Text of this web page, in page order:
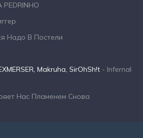
PEDRINHO
Надо В Постели
Makruha, SirOhSh!t - Infernal
Нас Пламенем Снова